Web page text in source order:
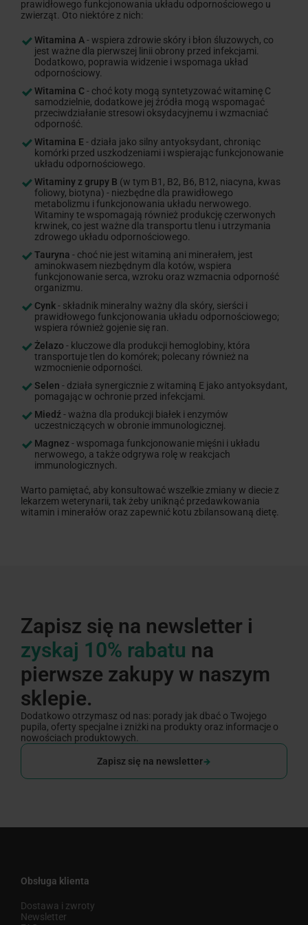
prawidłowego funkcjonowania układu odpornościowego u
zwierząt. Oto niektóre z nich:
Witamina A- wspiera zdrowie skóry i błon śluzowych, co
jest ważne dla pierwszej linii obrony przed infekcjami.
Dodatkowo, poprawia widzenie i wspomaga układ
odpornościowy.
Witamina C- choć koty mogą syntetyzować witaminę C
samodzielnie, dodatkowe jej źródła mogą wspomagać
przeciwdziałanie stresowi oksydacyjnemu i wzmacniać
odporność.
Witamina E- działa jako silny antyoksydant, chroniąc
komórki przed uszkodzeniami i wspierając funkcjonowanie
układu odpornościowego.
Witaminy z grupy B (w tym B1, B2, B6, B12, niacyna, kwas
foliowy, biotyna) - niezbędne dla prawidłowego
metabolizmu i funkcjonowania układu nerwowego.
Witaminy te wspomagają również produkcję czerwonych
krwinek, co jest ważne dla transportu tlenu i utrzymania
zdrowego układu odpornościowego.
Tauryna - choć nie jest witaminą ani minerałem, jest
aminokwasem niezbędnym dla kotów, wspiera
funkcjonowanie serca, wzroku oraz wzmacnia odporność
organizmu.
Cynk- składnik mineralny ważny dla skóry, sierści i
prawidłowego funkcjonowania układu odpornościowego;
wspiera również gojenie się ran.
Żelazo - kluczowe dla produkcji hemoglobiny, która
transportuje tlen do komórek; polecany również na
wzmocnienie odporności.
Selen - działa synergicznie z witaminą E jako antyoksydant,
pomagając w ochronie przed infekcjami.
Miedź- ważna dla produkcji białek i enzymów
uczestniczących w obronie immunologicznej.
Magnez- wspomaga funkcjonowanie mięśni i układu
nerwowego, a także odgrywa rolę w reakcjach
immunologicznych.
Warto pamiętać, aby konsultować wszelkie zmiany w diecie z
lekarzem weterynarii, tak żeby uniknąć przedawkowania
witamin i minerałów oraz zapewnić kotu zbilansowaną dietę.
Zapisz się na newsletter i
zyskaj 10% rabatu na
pierwsze zakupy w naszym
sklepie.
Dodatkowo otrzymasz od nas: porady jak dbać o Twojego
pupila, oferty specjalne i zniżki na produkty oraz informacje o
nowościach produktowych.
Zapisz się na newsletter
Obsługa klienta
Dostawa i zwroty
Newsletter